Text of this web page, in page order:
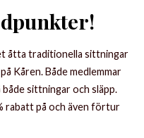
åtta traditionella sittningar
Kåren. Både medlemmar
både sittningar och släpp.
rabatt på och även förtur